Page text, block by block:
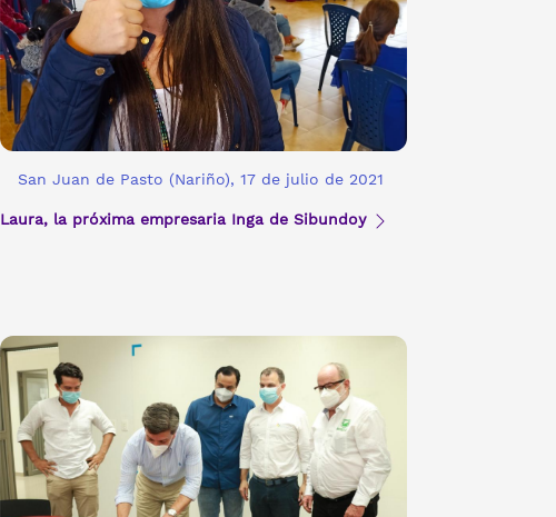
San Juan de Pasto (Nariño), 17 de julio de 2021
Laura, la próxima empresaria Inga de Sibundoy